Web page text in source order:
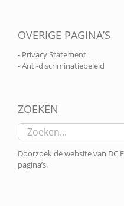
OVERIGE PAGINA’S
- Privacy Statement
- Anti-discriminatiebeleid
ZOEKEN
Zoeken
naar:
Doorzoek de website van DC
pagina’s.